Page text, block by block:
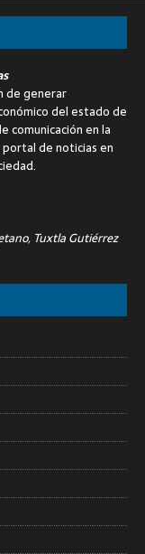
de generar
del estado de
comunicación en la
de noticias en
Tuxtla Gutiérrez